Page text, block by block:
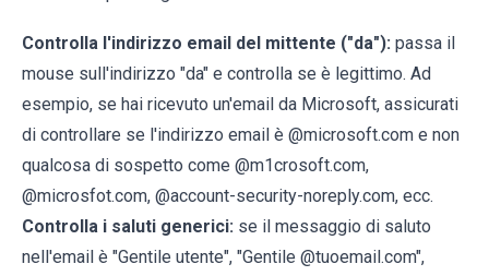
Controlla l'indirizzo email del mittente ("da"): passa il
mouse sull'indirizzo "da" e controlla se è legittimo. Ad
esempio, se hai ricevuto un'email da Microsoft, assicurati
di controllare se l'indirizzo email è @microsoft.com e non
qualcosa di sospetto come @m1crosoft.com,
@microsfot.com, @account-security-noreply.com, ecc.
Controlla i saluti generici: se il messaggio di saluto
nell'email è "Gentile utente", "Gentile @tuoemail.com",